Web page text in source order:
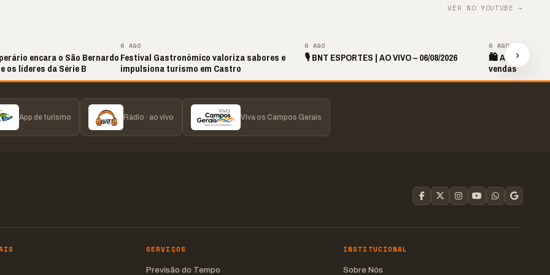
VER NO YOUTUBE →
encara o São Bernardo
os líderes da Série B
6 AGO
Festival Gastronômico valoriza sabores e
impulsiona turismo em Castro
6 AGO
🎙️ BNT ESPORTES | AO VIVO – 06/08/2026
6 AGO
🛍️
vendas
›
App de turismo Rádio · ao vivo Viva os Campos Gerais
SERVIÇOS
Previsão do Tempo
INSTITUCIONAL
Sobre Nós